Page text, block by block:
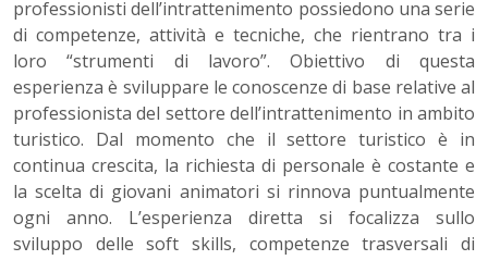
professionisti dell’intrattenimento possiedono una serie
di competenze, attività e tecniche, che rientrano tra i
loro “strumenti di lavoro”. Obiettivo di questa
esperienza è sviluppare le conoscenze di base relative al
professionista del settore dell’intrattenimento in ambito
turistico. Dal momento che il settore turistico è in
continua crescita, la richiesta di personale è costante e
la scelta di giovani animatori si rinnova puntualmente
ogni anno. L’esperienza diretta si focalizza sullo
sviluppo delle soft skills, competenze trasversali di